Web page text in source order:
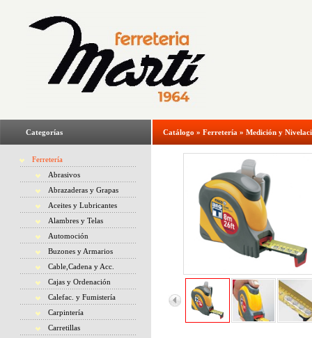
Categorías
Ferretería
Abrasivos
Abrazaderas y Grapas
Aceites y Lubricantes
Alambres y Telas
Automoción
Buzones y Armarios
Cable,Cadena y Acc.
Cajas y Ordenación
Calefac. y Fumistería
Carpintería
Carretillas
Catálogo » Ferretería » Medición y